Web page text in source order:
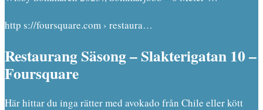
http s://foursquare.com › restaura…
Restaurang Säsong – Slakterigatan 10 –
Foursquare
Här hittar du inga rätter med avokado från Chile eller kött